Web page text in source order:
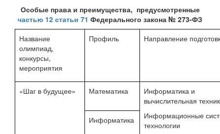
Особые права и преимущества, предусмотренные
частью 12 статьи 71 Федерального закона № 273-ФЗ
Название
олимпиад,
конкурсы,
мероприятия
Профиль Направление
«Шаг в будущее» Математика
Информатика и
вычислительная
Информационные
технологии
Информатика